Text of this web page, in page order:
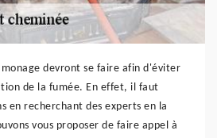
devront se faire afin d'éviter
de la fumée. En effet, il faut
en recherchant des experts en la
vous proposer de faire appel à